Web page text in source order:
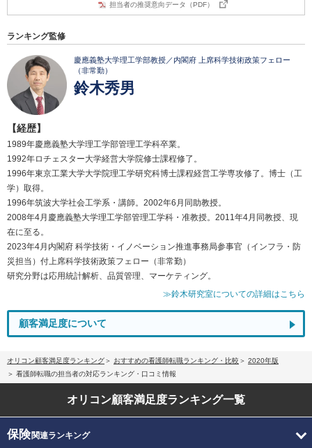
担当者の推奨意向データ（PDF）
ランキング監修
慶應義塾大学理工学部教授／内閣府 上席科学技術政策フェロー
（非常勤）
鈴木秀男
【経歴】
1989年慶應義塾大学理工学部管理工学科卒業。
1992年ロチェスター大学経営大学院修士課程修了。
1996年東京工業大学大学院理工学研究科博士課程経営工学専攻修了。博士（工
学）取得。
1996年筑波大学社会工学系・講師。2002年6月同助教授。
2008年4月慶應義塾大学理工学部管理工学科・准教授。2011年4月同教授、現
在に至る。
2023年4月内閣府 科学技術・イノベーション推進事務局参事官（インフラ・防
災担当）付上席科学技術政策フェロー（非常勤）
研究分野は応用統計解析、品質管理、マーケティング。
≫鈴木研究室についての詳細はこちら
顧客満足度について
オリコン顧客満足度ランキング おすすめの看護師転職ランキング・比較
2020年版
看護師転職の担当者の対応ランキング・口コミ情報
オリコン顧客満足度ランキング一覧
保険関連ランキング